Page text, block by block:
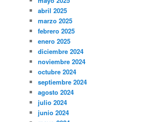
abril 2025
marzo 2025
febrero 2025
enero 2025
diciembre 2024
noviembre 2024
octubre 2024
septiembre 2024
agosto 2024
julio 2024
junio 2024